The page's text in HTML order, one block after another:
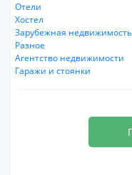
Отели
Хостел
Зарубежная недвижимость
Разное
Агентство недвижимости
Гаражи и стоянки